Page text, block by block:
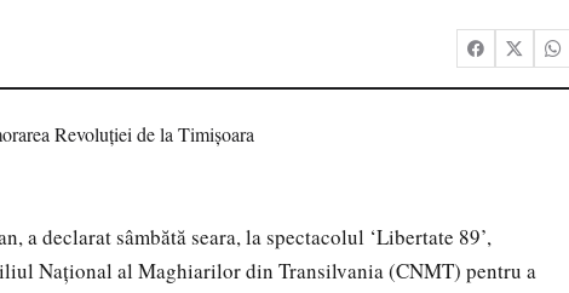
a declarat sâmbătă seara, la spectacolul ‘Libertate 89’,
Naţional al Maghiarilor din Transilvania (CNMT) pentru a